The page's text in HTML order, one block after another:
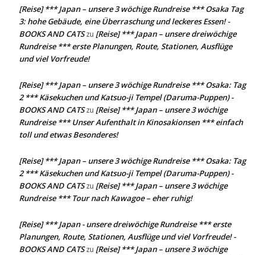
[Reise] *** Japan – unsere 3 wöchige Rundreise *** Osaka Tag
3: hohe Gebäude, eine Überraschung und leckeres Essen! -
BOOKS AND CATSzu [Reise] *** Japan – unsere dreiwöchige
Rundreise *** erste Planungen, Route, Stationen, Ausflüge
und viel Vorfreude!
[Reise] *** Japan – unsere 3 wöchige Rundreise *** Osaka: Tag
2 *** Käsekuchen und Katsuo-ji Tempel (Daruma-Puppen) -
BOOKS AND CATSzu [Reise] *** Japan – unsere 3 wöchige
Rundreise *** Unser Aufenthalt in Kinosakionsen *** einfach
toll und etwas Besonderes!
[Reise] *** Japan – unsere 3 wöchige Rundreise *** Osaka: Tag
2 *** Käsekuchen und Katsuo-ji Tempel (Daruma-Puppen) -
BOOKS AND CATSzu [Reise] *** Japan – unsere 3 wöchige
Rundreise *** Tour nach Kawagoe – eher ruhig!
[Reise] *** Japan - unsere dreiwöchige Rundreise *** erste
Planungen, Route, Stationen, Ausflüge und viel Vorfreude! -
BOOKS AND CATSzu [Reise] *** Japan – unsere 3 wöchige